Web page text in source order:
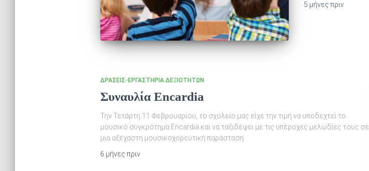
5 μήνες πριν
ΔΡΆΣΕΙΣ-ΕΡΓΑΣΤΉΡΙΑ ΔΕΞΙΟΤΉΤΩΝ
Συναυλία Encardia
Την Τετάρτη 11 Φεβρουαρίου, το σχολείο μας είχε την τιμή να υποδεχτεί το
μουσικό συγκρότημα Encardia και να ταξιδέψει με τις υπέροχες μελωδίες τους σε
μια αξέχαστη μουσικοχορευτική παράσταση.
6 μήνες πριν